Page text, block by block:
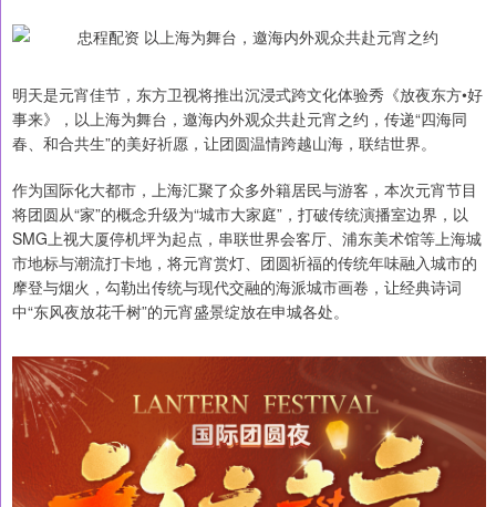
明天是元宵佳节，东方卫视将推出沉浸式跨文化体验秀《放夜东方•好
事来》，以上海为舞台，邀海内外观众共赴元宵之约，传递“四海同
春、和合共生”的美好祈愿，让团圆温情跨越山海，联结世界。
作为国际化大都市，上海汇聚了众多外籍居民与游客，本次元宵节目
将团圆从“家”的概念升级为“城市大家庭”，打破传统演播室边界，以
SMG上视大厦停机坪为起点，串联世界会客厅、浦东美术馆等上海城
市地标与潮流打卡地，将元宵赏灯、团圆祈福的传统年味融入城市的
摩登与烟火，勾勒出传统与现代交融的海派城市画卷，让经典诗词
中“东风夜放花千树”的元宵盛景绽放在申城各处。